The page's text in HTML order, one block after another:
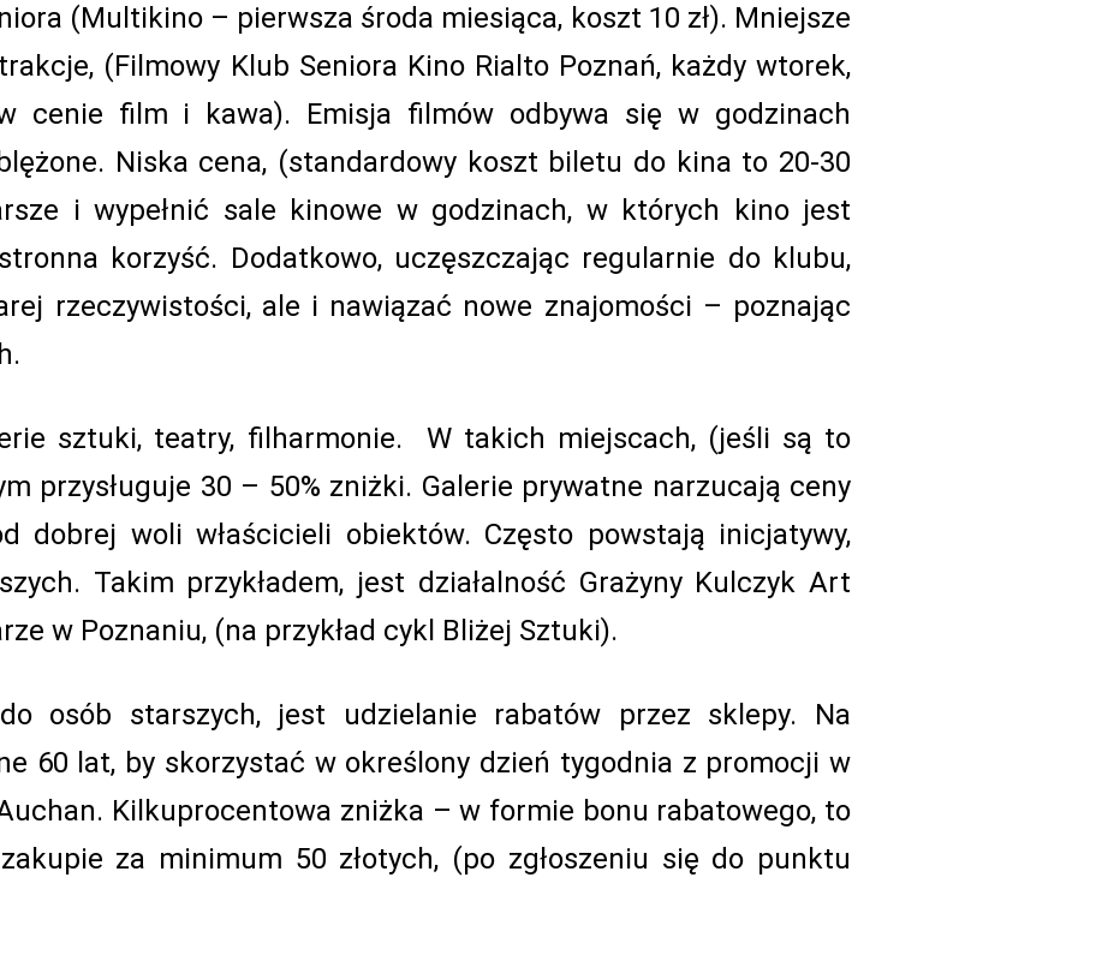
(Multikino – pierwsza środa miesiąca, koszt 10 zł). Mniejsze
(Filmowy Klub Seniora Kino Rialto Poznań, każdy wtorek,
cenie film i kawa). Emisja filmów odbywa się w godzinach
Niska cena, (standardowy koszt biletu do kina to 20-30
i wypełnić sale kinowe w godzinach, w których kino jest
korzyść. Dodatkowo, uczęszczając regularnie do klubu,
rzeczywistości, ale i nawiązać nowe znajomości – poznając
sztuki, teatry, filharmonie. W takich miejscach, (jeśli są to
przysługuje 30 – 50% zniżki. Galerie prywatne narzucają ceny
dobrej woli właścicieli obiektów. Często powstają inicjatywy,
Takim przykładem, jest działalność Grażyny Kulczyk Art
w Poznaniu, (na przykład cykl Bliżej Sztuki).
osób starszych, jest udzielanie rabatów przez sklepy. Na
60 lat, by skorzystać w określony dzień tygodnia z promocji w
Kilkuprocentowa zniżka – w formie bonu rabatowego, to
za minimum 50 złotych, (po zgłoszeniu się do punktu